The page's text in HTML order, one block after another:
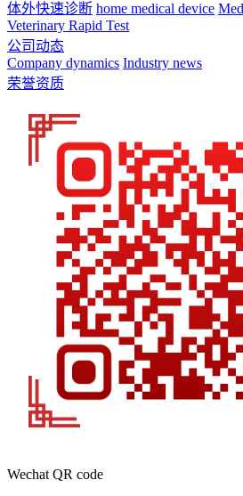
体外快速诊断 home medical device
Veterinary Rapid Test
公司动态
Company dynamics Industry news
荣誉资质
Wechat QR code